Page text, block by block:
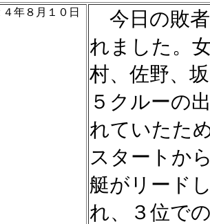
４年８月１０日
今日の敗
れました。
村、佐野、
５クルーの
れていたた
スタートか
艇がリード
れ、３位で